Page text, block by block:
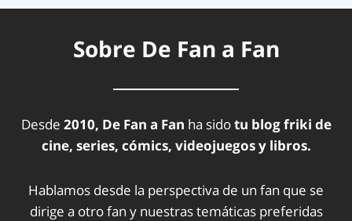
Sobre De Fan a Fan
Desde 2010, De Fan a Fan ha sidotu blog friki de
cine, series, cómics, videojuegos y libros.
Hablamos desde la perspectiva de un fan que se
dirige a otro fan y nuestras temáticas preferidas